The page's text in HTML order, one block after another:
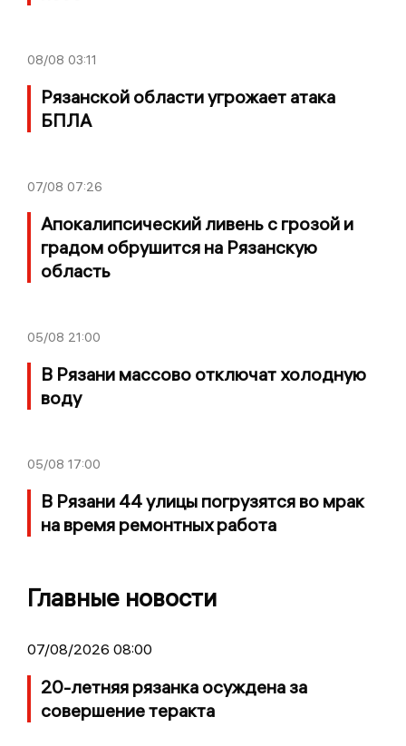
08/08 03:11
Рязанской области угрожает атака
БПЛА
07/08 07:26
Апокалипсический ливень с грозой и
градом обрушится на Рязанскую
область
05/08 21:00
В Рязани массово отключат холодную
воду
05/08 17:00
В Рязани 44 улицы погрузятся во мрак
на время ремонтных работа
Главные новости
07/08/2026 08:00
20-летняя рязанка осуждена за
совершение теракта